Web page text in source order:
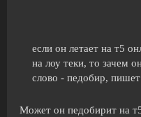
если он летает на т5
на лоу теки, то зачем
слово - педобир,
Может он педобирит на